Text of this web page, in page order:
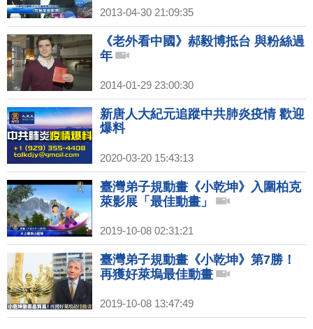
2013-04-30 21:09:35
《老外看中國》郝毅博抵台 與粉絲過
年
2014-01-29 23:00:30
新唐人大紀元追蹤中共肺炎疫情 歡迎
爆料
2020-03-20 15:43:13
臺灣弟子規動畫《小乾坤》入圍柏克
萊影展「最佳動畫」
2019-10-08 02:31:21
臺灣弟子規動畫《小乾坤》第7勝！
再獲好萊塢最佳動畫
2019-10-08 13:47:49